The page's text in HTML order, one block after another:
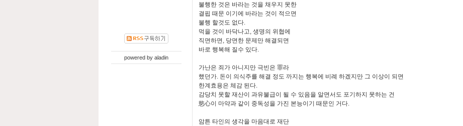
powered by aladin
불행한 것은 바라는 것을 채우지 못한
결핍 때문 이기에 바라는 것이 적으면
불행 할것도 없다.
먹을 것이 바닥나고, 생명의 위협에
직면하면, 당면한 문제만 해결되면
바로 행복해 질수 있다.
가난은 죄가 아니지만 극빈은 罪라
했던가. 돈이 의식주를 해결 정도 까지는 행복에 비례 하겠지만 그 이상이 되면
한계효용은 체감 된다.
감당치 못할 재산이 과유불급이 될 수 있음을 알면서도 포기하지 못하는 건
慾心이 마약과 같이 중독성을 가진 본능이기 때문인 거다.
암튼 타인의 생각을 마음대로 재단